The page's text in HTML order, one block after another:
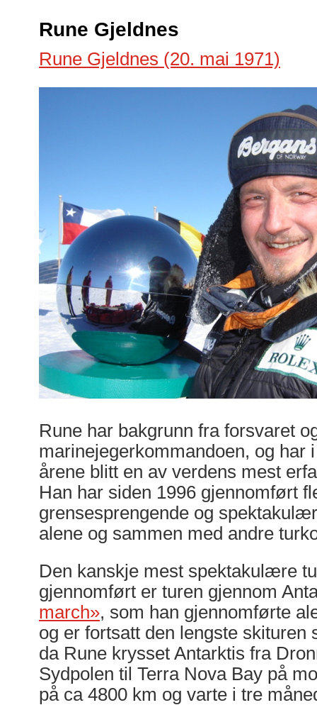
Rune Gjeldnes
Rune Gjeldnes (20. mai 1971)
Rune har bakgrunn fra forsvaret
marinejegerkommandoen, og har
årene blitt en av verdens mest
Han har siden 1996 gjennomført
grensesprengende og
alene og sammen med andre
Den kanskje mest spektakulære
gjennomført er turen gjennom
march», som han gjennomførte
og er fortsatt den lengste skituren
da Rune krysset Antarktis fra
Sydpolen til Terra Nova Bay på
på ca 4800 km og varte i tre